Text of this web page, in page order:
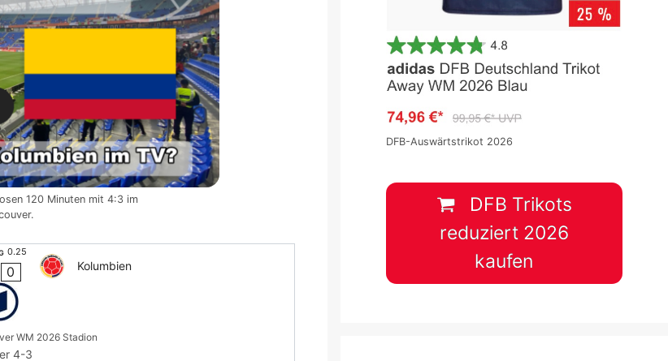
120 Minuten mit 4:3 im
0.25
0 Kolumbien
WM 2026 Stadion
4-3
DFB-Auswärtstrikot 2026
DFB Trikots
reduziert 2026
kaufen